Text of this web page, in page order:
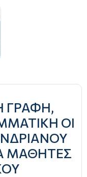
ΓΡΑΦΗ,
ΟΙ
ΜΑΘΗΤΕΣ